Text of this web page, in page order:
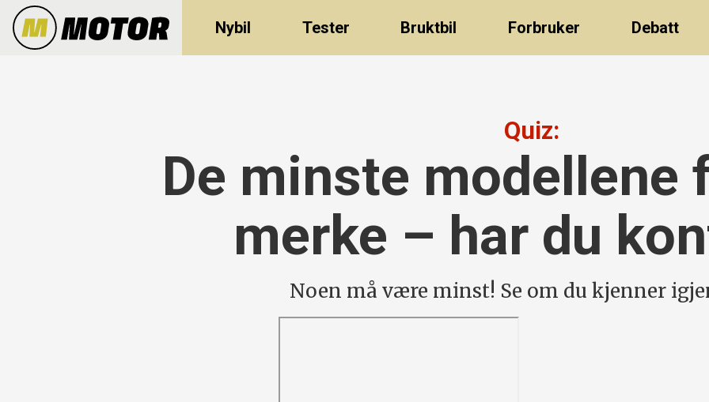
Nybil Tester Bruktbil Forbruker Debatt
Quiz:
De minste modellene
merke – har du
Noen må være minst! Se om du kjenner